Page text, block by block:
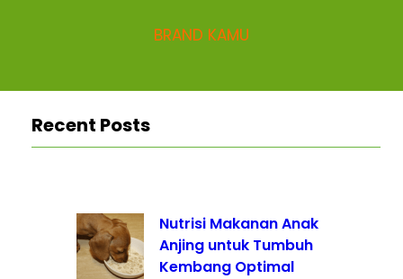
BRAND KAMU
Recent Posts
Nutrisi Makanan Anak
Anjing untuk Tumbuh
Kembang Optimal